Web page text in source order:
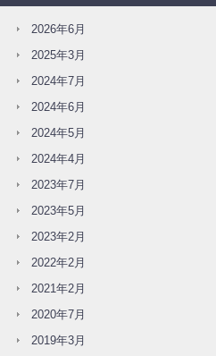
2026年6月
2025年3月
2024年7月
2024年6月
2024年5月
2024年4月
2023年7月
2023年5月
2023年2月
2022年2月
2021年2月
2020年7月
2019年3月